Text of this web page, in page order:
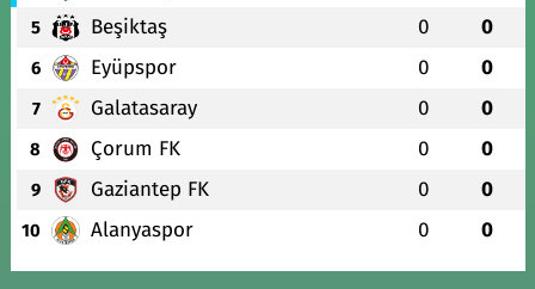
5 Beşiktaş 0 0
6 Eyüpspor 0 0
7 Galatasaray 0 0
8 Çorum FK 0 0
9 Gaziantep FK 0 0
10 Alanyaspor 0 0